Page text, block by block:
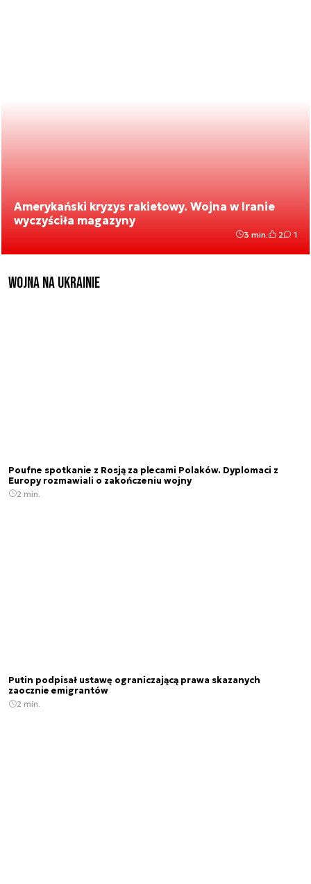
Amerykański kryzys rakietowy. Wojna w Iranie
wyczyściła magazyny
3 min. 2 1
Wojna na Ukrainie
Poufne spotkanie z Rosją za plecami Polaków. Dyplomaci z
Europy rozmawiali o zakończeniu wojny
2 min.
Putin podpisał ustawę ograniczającą prawa skazanych
zaocznie emigrantów
2 min.